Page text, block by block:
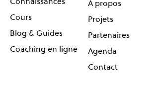
Cours
Blog & Guides
Coaching en ligne
À propos
Projets
Partenaires
Agenda
Contact